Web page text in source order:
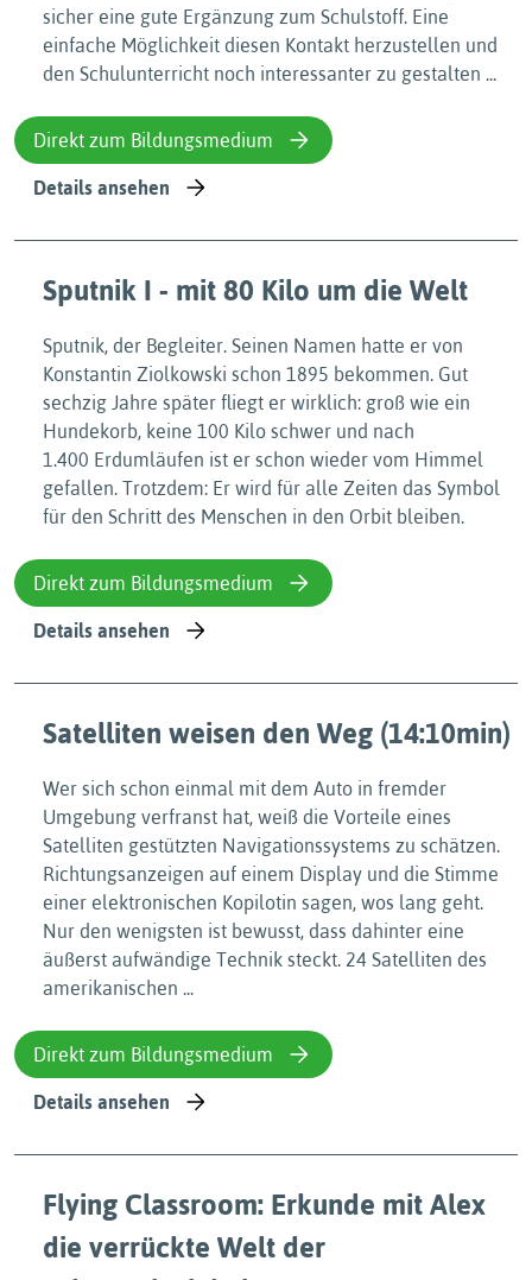
sicher eine gute Ergänzung zum Schulstoff. Eine
einfache Möglichkeit diesen Kontakt herzustellen und
den Schulunterricht noch interessanter zu gestalten ...
Direkt zum Bildungsmedium
Details ansehen
Sputnik I - mit 80 Kilo um die Welt
Sputnik, der Begleiter. Seinen Namen hatte er von
Konstantin Ziolkowski schon 1895 bekommen. Gut
sechzig Jahre später fliegt er wirklich: groß wie ein
Hundekorb, keine 100 Kilo schwer und nach
1.400 Erdumläufen ist er schon wieder vom Himmel
gefallen. Trotzdem: Er wird für alle Zeiten das Symbol
für den Schritt des Menschen in den Orbit bleiben.
Direkt zum Bildungsmedium
Details ansehen
Satelliten weisen den Weg (14:10min)
Wer sich schon einmal mit dem Auto in fremder
Umgebung verfranst hat, weiß die Vorteile eines
Satelliten gestützten Navigationssystems zu schätzen.
Richtungsanzeigen auf einem Display und die Stimme
einer elektronischen Kopilotin sagen, wos lang geht.
Nur den wenigsten ist bewusst, dass dahinter eine
äußerst aufwändige Technik steckt. 24 Satelliten des
amerikanischen ...
Direkt zum Bildungsmedium
Details ansehen
Flying Classroom: Erkunde mit Alex
die verrückte Welt der